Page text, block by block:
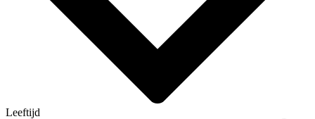
Leeftijd